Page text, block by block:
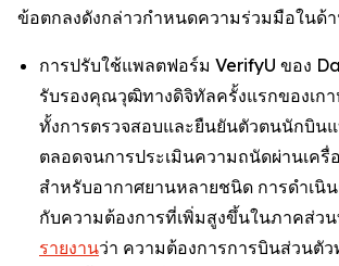
ข้อตกลงดังกล่าวกำหนดความร่วมมือในด้
การปรับใช้แพลตฟอร์ม VerifyU ของ
รับรองคุณวุฒิทางดิจิทัลครั้งแรกของเก
ทั้งการตรวจสอบและยืนยันตัวตนนักบินแ
ตลอดจนการประเมินความถนัดผ่านเครื่
สำหรับอากาศยานหลายชนิด การดำเนิ
กับความต้องการที่เพิ่มสูงขึ้นในภาคส่ว
รายงานว่า ความต้องการการบินส่วนตั